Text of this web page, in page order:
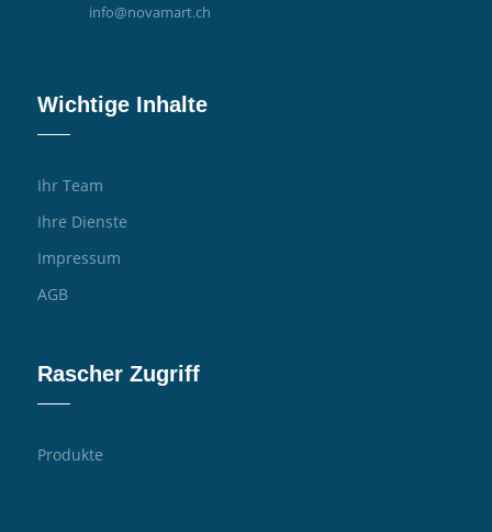
info@novamart.ch
Wichtige Inhalte
Ihr Team
Ihre Dienste
Impressum
AGB
Rascher Zugriff
Produkte